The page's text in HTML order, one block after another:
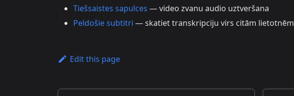
Tiešsaistes sapulces — video zvanu audio uztveršana
Peldošie subtitri — skatiet transkripciju virs citām lietotnēm
Edit this page